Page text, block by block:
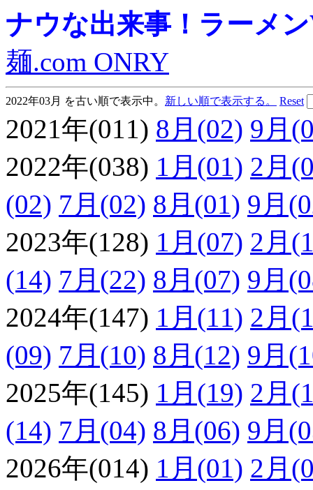
ナウな出来事！ラーメ
麺.com ONRY
2022年03月 を古い順で表示中。 新しい順で表示する。 Reset
2021年(011) 8月(02) 9月
2022年(038) 1月(01) 2月
(02) 7月(02) 8月(01) 9月
2023年(128) 1月(07) 2月
(14) 7月(22) 8月(07) 9月
2024年(147) 1月(11) 2月
(09) 7月(10) 8月(12) 9月
2025年(145) 1月(19) 2月
(14) 7月(04) 8月(06) 9月
2026年(014) 1月(01) 2月